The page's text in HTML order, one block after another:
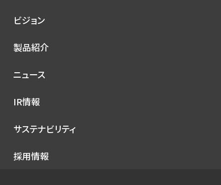
会社概要
ビジョン
トップメッセージ
製品紹介
コンセプト
シノプスのこだわり
ニュース
プレスリリース
イベント
お知らせ
IR情報
IRニュース
財務ハイライト
サステナビリティ
環境
採用情報